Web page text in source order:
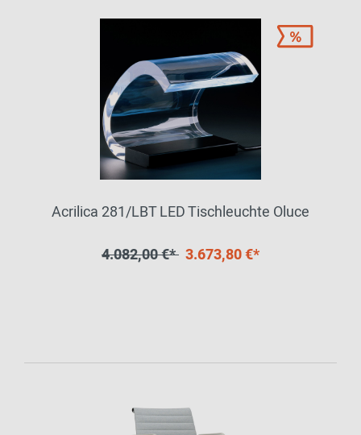
Acrilica 281/LBT LED Tischleuchte Oluce
4.082,00 €* 3.673,80 €*